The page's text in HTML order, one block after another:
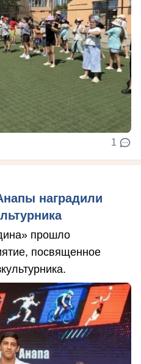
1
наградили
прошло
посвященное